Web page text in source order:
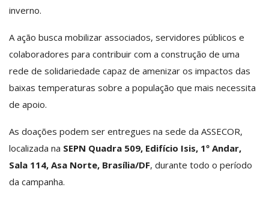
inverno.
A ação busca mobilizar associados, servidores públicos e
colaboradores para contribuir com a construção de uma
rede de solidariedade capaz de amenizar os impactos das
baixas temperaturas sobre a população que mais necessita
de apoio.
As doações podem ser entregues na sede da ASSECOR,
localizada na SEPN Quadra 509, Edifício Isis, 1º Andar,
Sala 114, Asa Norte, Brasília/DF, durante todo o período
da campanha.